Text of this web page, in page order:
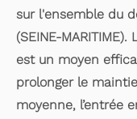
sur l'ensemble du
(SEINE-
est un moyen
prolonger le
moyenne, l’entrée